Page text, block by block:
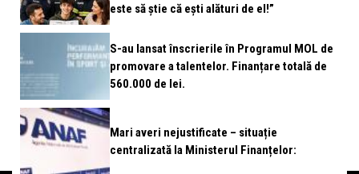
este să știe că ești alături de el!”
S-au lansat înscrierile în Programul MOL de
promovare a talentelor. Finanțare totală de
560.000 de lei.
Mari averi nejustificate – situație
centralizată la Ministerul Finanțelor: